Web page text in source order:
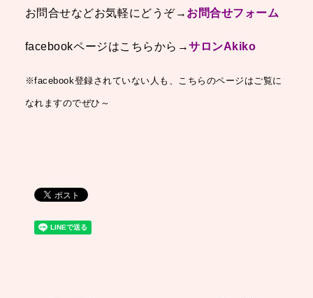
お問合せなどお気軽にどうぞ→ お問合せフォーム
facebookページはこちらから→サロンAkiko
※facebook登録されていない人も、こちらのページはご覧に
なれますのでぜひ～